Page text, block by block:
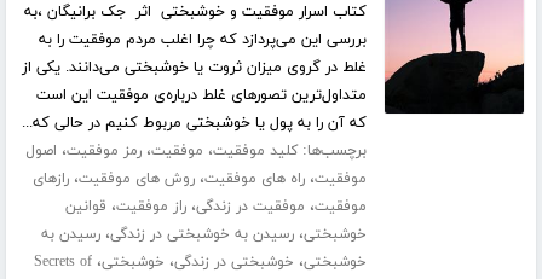
کتاب اسرار موفقیت و خوشبختی اثر جک برانیگان ،به
بررسی این می‌پردازد که چرا اغلب مردم موفقیت را به
غلط در گروی میزان ثروت یا خوشبختی می‌دانند. یکی از
متداول‌ترین تصور‌های غلط درباره‌ی موفقیت این است
که آن را به پول یا خوشبختی مربوط کنیم در حالی که...
برچسب‌ها:کلید موفقیت، موفقیت،رمز موفقیت، اصول
موفقیت،راه های موفقیت،روش های موفقیت،رازهای
موفقیت، موفقیت در زندگی،راز موفقیت، قوانین
خوشبختی،رسیدن به خوشبختی در زندگی،رسیدن به
خوشبختی، خوشبختی در زندگی، خوشبختی،Secrets of